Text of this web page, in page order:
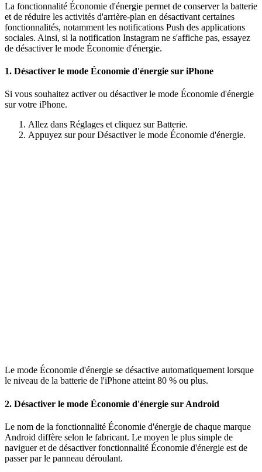
La fonctionnalité Économie d'énergie permet de conserver la batterie
et de réduire les activités d'arrière-plan en désactivant certaines
fonctionnalités, notamment les notifications Push des applications
sociales. Ainsi, si la notification Instagram ne s'affiche pas, essayez
de désactiver le mode Économie d'énergie.
1. Désactiver le mode Économie d'énergie sur iPhone
Si vous souhaitez activer ou désactiver le mode Économie d'énergie
sur votre iPhone.
Allez dans Réglages et cliquez sur Batterie.
Appuyez sur pour Désactiver le mode Économie d'énergie.
Le mode Économie d'énergie se désactive automatiquement lorsque
le niveau de la batterie de l'iPhone atteint 80 % ou plus.
2. Désactiver le mode Économie d'énergie sur Android
Le nom de la fonctionnalité Économie d'énergie de chaque marque
Android diffère selon le fabricant. Le moyen le plus simple de
naviguer et de désactiver fonctionnalité Économie d'énergie est de
passer par le panneau déroulant.